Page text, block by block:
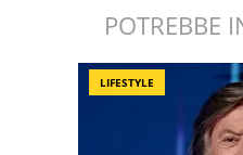
POTREBBE
LIFESTYLE